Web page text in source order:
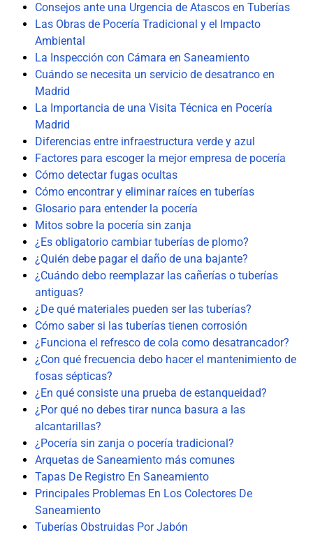
Consejos ante una Urgencia de Atascos en Tuberías
Las Obras de Pocería Tradicional y el Impacto
Ambiental
La Inspección con Cámara en Saneamiento
Cuándo se necesita un servicio de desatranco en
Madrid
La Importancia de una Visita Técnica en Pocería
Madrid
Diferencias entre infraestructura verde y azul
Factores para escoger la mejor empresa de pocería
Cómo detectar fugas ocultas
Cómo encontrar y eliminar raíces en tuberías
Glosario para entender la pocería
Mitos sobre la pocería sin zanja
¿Es obligatorio cambiar tuberías de plomo?
¿Quién debe pagar el daño de una bajante?
¿Cuándo debo reemplazar las cañerías o tuberías
antiguas?
¿De qué materiales pueden ser las tuberías?
Cómo saber si las tuberías tienen corrosión
¿Funciona el refresco de cola como desatrancador?
¿Con qué frecuencia debo hacer el mantenimiento de
fosas sépticas?
¿En qué consiste una prueba de estanqueidad?
¿Por qué no debes tirar nunca basura a las
alcantarillas?
¿Pocería sin zanja o pocería tradicional?
Arquetas de Saneamiento más comunes
Tapas De Registro En Saneamiento
Principales Problemas En Los Colectores De
Saneamiento
Tuberías Obstruidas Por Jabón